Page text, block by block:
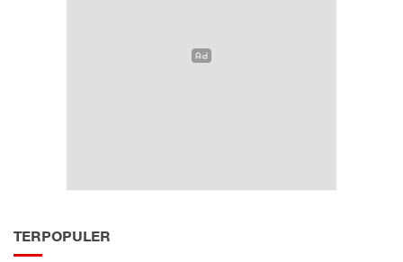
TERPOPULER